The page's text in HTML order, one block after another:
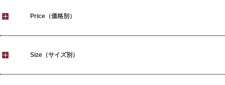
Price（価格別）
Size（サイズ別）